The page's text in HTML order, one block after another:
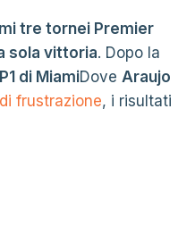
tre tornei Premier
sola vittoria. Dopo la
P1 di MiamiDove Araujo
frustrazione, i risultati